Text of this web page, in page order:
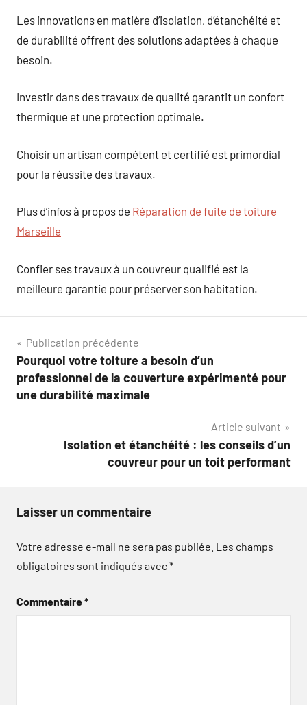
Les innovations en matière d’isolation, d’étanchéité et
de durabilité offrent des solutions adaptées à chaque
besoin.
Investir dans des travaux de qualité garantit un confort
thermique et une protection optimale.
Choisir un artisan compétent et certifié est primordial
pour la réussite des travaux.
Plus d’infos à propos de Réparation de fuite de toiture
Marseille
Confier ses travaux à un couvreur qualifié est la
meilleure garantie pour préserver son habitation.
Navigation
de
l’article
Publication précédente
Pourquoi votre toiture a besoin d’un
professionnel de la couverture expérimenté pour
une durabilité maximale
Article suivant
Isolation et étanchéité : les conseils d’un
couvreur pour un toit performant
Laisser un commentaire
Votre adresse e-mail ne sera pas publiée. Les champs
obligatoires sont indiqués avec*
Commentaire*